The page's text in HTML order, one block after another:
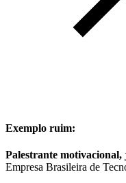
Exemplo ruim:
Palestrante
Empresa Brasileira de